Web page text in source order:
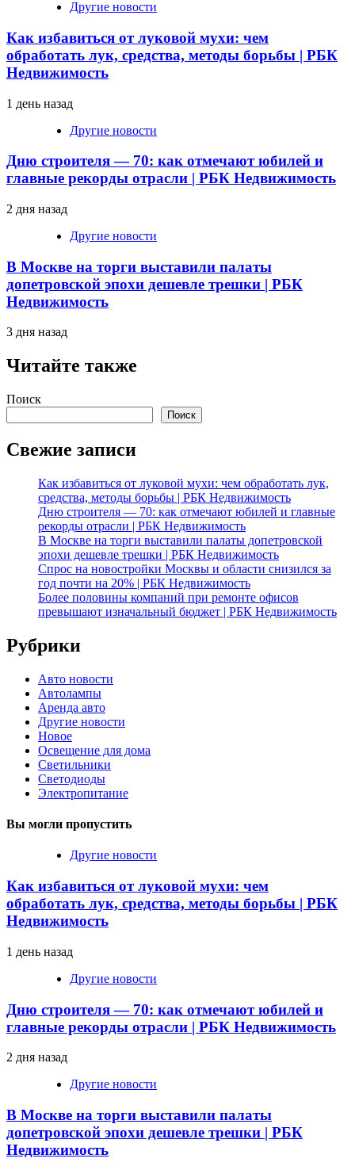
Другие новости
Как избавиться от луковой мухи: чем
обработать лук, средства, методы борьбы | РБК
Недвижимость
1 день назад
Другие новости
Дню строителя — 70: как отмечают юбилей и
главные рекорды отрасли | РБК Недвижимость
2 дня назад
Другие новости
В Москве на торги выставили палаты
допетровской эпохи дешевле трешки | РБК
Недвижимость
3 дня назад
Читайте также
Поиск
Поиск
Свежие записи
Как избавиться от луковой мухи: чем обработать лук,
средства, методы борьбы | РБК Недвижимость
Дню строителя — 70: как отмечают юбилей и главные
рекорды отрасли | РБК Недвижимость
В Москве на торги выставили палаты допетровской
эпохи дешевле трешки | РБК Недвижимость
Спрос на новостройки Москвы и области снизился за
год почти на 20% | РБК Недвижимость
Более половины компаний при ремонте офисов
превышают изначальный бюджет | РБК Недвижимость
Рубрики
Авто новости
Автолампы
Аренда авто
Другие новости
Новое
Освещение для дома
Светильники
Светодиоды
Электропитание
Вы могли пропустить
Другие новости
Как избавиться от луковой мухи: чем
обработать лук, средства, методы борьбы | РБК
Недвижимость
1 день назад
Другие новости
Дню строителя — 70: как отмечают юбилей и
главные рекорды отрасли | РБК Недвижимость
2 дня назад
Другие новости
В Москве на торги выставили палаты
допетровской эпохи дешевле трешки | РБК
Недвижимость